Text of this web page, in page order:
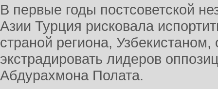
В первые годы постсоветской
Азии Турция рисковала
страной региона, Узбекистаном,
экстрадировать лидеров
Абдурахмона Полата.